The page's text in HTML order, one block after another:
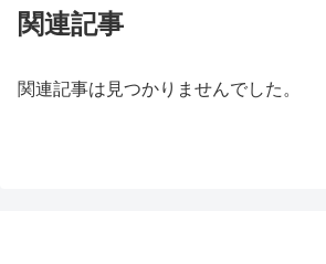
関連記事
関連記事は見つかりませんでした。